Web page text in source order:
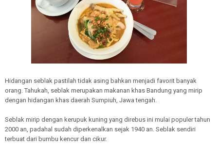
Hidangan seblak pastilah tidak asing bahkan menjadi favorit banyak
orang. Tahukah, seblak merupakan makanan khas Bandung yang mirip
dengan hidangan khas daerah Sumpiuh, Jawa tengah.
Seblak mirip dengan kerupuk kuning yang direbus ini mulai populer tahun
2000 an, padahal sudah diperkenalkan sejak 1940 an. Seblak sendiri
terbuat dari bumbu kencur dan cikur.